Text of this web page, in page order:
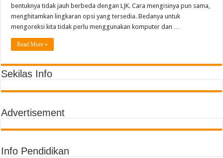
SMAN Unggul Aceh Timur Terima Penghargaan Sekolah Adiwiyata Tingkat
Semarak Pembagian Rapor di MIN 11 Banda Aceh: Penghargaan Prestasi,
bentuknya tidak jauh berbeda dengan LJK. Cara mengisinya pun sama,
menghitamkan lingkaran opsi yang tersedia. Bedanya untuk
mengoreksi kita tidak perlu menggunakan komputer dan …
Read More »
Sekilas Info
Advertisement
Info Pendidikan